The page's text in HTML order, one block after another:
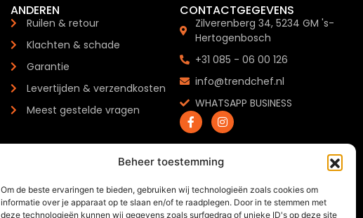
Beheer toestemming
Om de beste ervaringen te bieden, gebruiken wij technologieën zoals cookies om
informatie over je apparaat op te slaan en/of te raadplegen. Door in te stemmen met
deze technologieën kunnen wij gegevens zoals surfgedrag of unieke ID's op deze site
ANDEREN
Ruilen & retour
Klachten & schade
Garantie
Levertijden & verzendkosten
Meest gestelde vragen
CONTACTGEGEVENS
Zilverenberg 34, 5234 GM 's-
Hertogenbosch
+31 085 - 06 00 126
info@trendchef.nl
WHATSAPP BUSINESS